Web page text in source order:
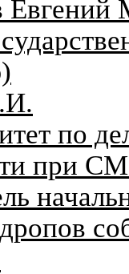
Евгений
по
при